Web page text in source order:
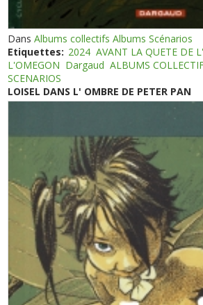
DansAlbums collectifs Albums Scénarios
Etiquettes: 2024 AVANT LA QUETE DE
L'OMEGON Dargaud ALBUMS
SCENARIOS
LOISEL DANS L' OMBRE DE PETER PAN